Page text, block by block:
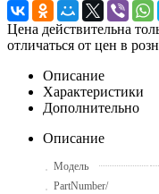
Цена действительна
отличаться от цен в
Описание
Характеристики
Дополнительно
Описание
Модель
PartNumber/